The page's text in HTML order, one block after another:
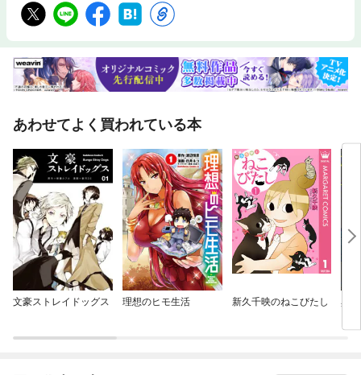
あわせてよく買われている本
文豪ストレイドッグス 理想のヒモ生活 新久千映のねこびたし
異